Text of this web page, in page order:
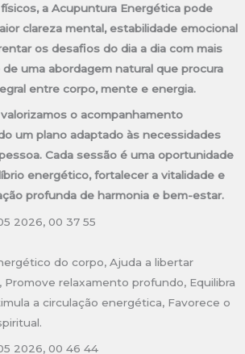
a Acupuntura Energética pode
clareza mental, estabilidade emocional
os desafios do dia a dia com mais
uma abordagem natural que procura
entre corpo, mente e energia.
o acompanhamento
um plano adaptado às necessidades
Cada sessão é uma oportunidade
energético, fortalecer a vitalidade e
profunda de harmonia e bem-estar.
do corpo, Ajuda a libertar
relaxamento profundo, Equilibra
a circulação energética, Favorece o